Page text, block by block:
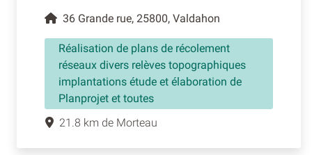
36 Grande rue, 25800, Valdahon
Réalisation de plans de récolement
réseaux divers relèves topographiques
implantations étude et élaboration de
Planprojet et toutes
21.8 km de Morteau